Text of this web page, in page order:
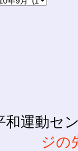
和運動セ
ジの